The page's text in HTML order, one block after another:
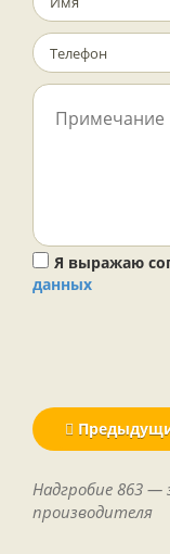
Я выражаю
данных
Надгробие 863 —
производителя